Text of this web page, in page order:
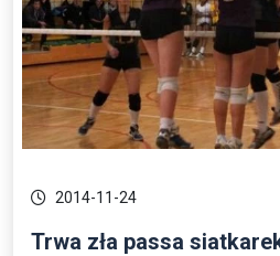
2014-11-24
Trwa zła passa